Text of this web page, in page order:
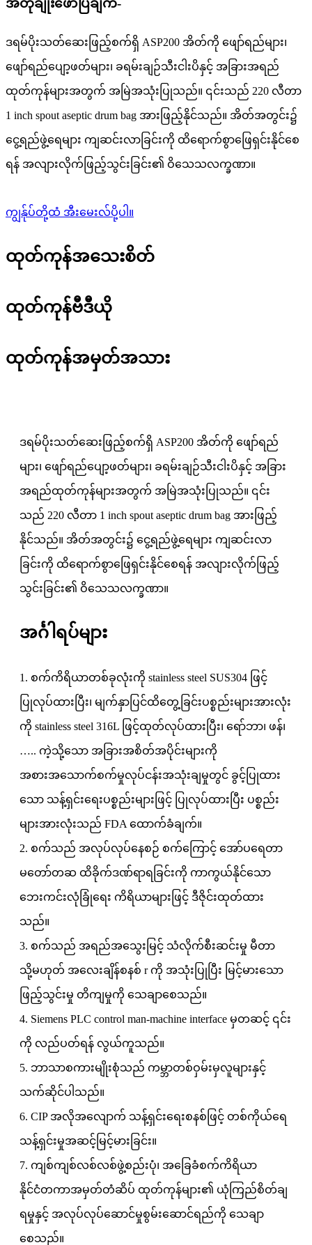
ဒရမ်ပိုးသတ်ဆေးဖြည့်စက်ရှိ ASP200 အိတ်ကို ဖျော်ရည်များ၊
ဖျော်ရည်ပျော့ဖတ်များ၊ ခရမ်းချဉ်သီးငါးပိနှင့် အခြားအရည်
ထုတ်ကုန်များအတွက် အမြဲအသုံးပြုသည်။ ၎င်းသည် 220 လီတာ
1 inch spout aseptic drum bag အားဖြည့်နိုင်သည်။ အိတ်အတွင်း၌
ငွေ့ရည်ဖွဲ့ရေများ ကျဆင်းလာခြင်းကို ထိရောက်စွာဖြေရှင်းနိုင်စေ
ရန် အလျားလိုက်ဖြည့်သွင်းခြင်း၏ ဝိသေသလက္ခဏာ။
ကျွန်ုပ်တို့ထံ အီးမေးလ်ပို့ပါ။
ထုတ်ကုန်အသေးစိတ်
ထုတ်ကုန်ဗီဒီယို
ထုတ်ကုန်အမှတ်အသား
ဒရမ်ပိုးသတ်ဆေးဖြည့်စက်ရှိ ASP200 အိတ်ကို ဖျော်ရည်
များ၊ ဖျော်ရည်ပျော့ဖတ်များ၊ ခရမ်းချဉ်သီးငါးပိနှင့် အခြား
အရည်ထုတ်ကုန်များအတွက် အမြဲအသုံးပြုသည်။ ၎င်း
သည် 220 လီတာ 1 inch spout aseptic drum bag အားဖြည့်
နိုင်သည်။ အိတ်အတွင်း၌ ငွေ့ရည်ဖွဲ့ရေများ ကျဆင်းလာ
ခြင်းကို ထိရောက်စွာဖြေရှင်းနိုင်စေရန် အလျားလိုက်ဖြည့်
သွင်းခြင်း၏ ဝိသေသလက္ခဏာ။
အင်္ဂါရပ်များ
1. စက်ကိရိယာတစ်ခုလုံးကို stainless steel SUS304 ဖြင့်
ပြုလုပ်ထားပြီး၊ မျက်နှာပြင်ထိတွေ့ခြင်းပစ္စည်းများအားလုံး
ကို stainless steel 316L ဖြင့်ထုတ်လုပ်ထားပြီး၊ ရော်ဘာ၊ ဖန်၊
….. ကဲ့သို့သော အခြားအစိတ်အပိုင်းများကို
အစားအသောက်စက်မှုလုပ်ငန်းအသုံးချမှုတွင် ခွင့်ပြုထား
သော သန့်ရှင်းရေးပစ္စည်းများဖြင့် ပြုလုပ်ထားပြီး ပစ္စည်း
များအားလုံးသည် FDA ထောက်ခံချက်။
2. စက်သည် အလုပ်လုပ်နေစဉ် စက်ကြောင့် အော်ပရေတာ
မတော်တဆ ထိခိုက်ဒဏ်ရာရခြင်းကို ကာကွယ်နိုင်သော
ဘေးကင်းလုံခြုံရေး ကိရိယာများဖြင့် ဒီဇိုင်းထုတ်ထား
သည်။
3. စက်သည် အရည်အသွေးမြင့် သံလိုက်စီးဆင်းမှု မီတာ
သို့မဟုတ် အလေးချိန်စနစ် r ကို အသုံးပြုပြီး မြင့်မားသော
ဖြည့်သွင်းမှု တိကျမှုကို သေချာစေသည်။
4. Siemens PLC control man-machine interface မှတဆင့် ၎င်း
ကို လည်ပတ်ရန် လွယ်ကူသည်။
5. ဘာသာစကားမျိုးစုံသည် ကမ္ဘာတစ်ဝှမ်းမှလူများနှင့်
သက်ဆိုင်ပါသည်။
6. CIP အလိုအလျောက် သန့်ရှင်းရေးစနစ်ဖြင့် တစ်ကိုယ်ရေ
သန့်ရှင်းမှုအဆင့်မြင့်မားခြင်း။
7. ကျစ်ကျစ်လစ်လစ်ဖွဲ့စည်းပုံ၊ အခြေခံစက်ကိရိယာ
နိုင်ငံတကာအမှတ်တံဆိပ် ထုတ်ကုန်များ၏ ယုံကြည်စိတ်ချ
ရမှုနှင့် အလုပ်လုပ်ဆောင်မှုစွမ်းဆောင်ရည်ကို သေချာ
စေသည်။